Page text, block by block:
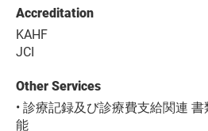
Accreditation
KAHF
JCI
Other Services
• 診療記録及び診療費支給関連
能